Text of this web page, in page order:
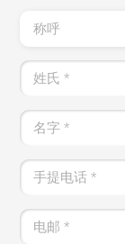
称呼
姓氏*
名字*
手提电话*
电邮*